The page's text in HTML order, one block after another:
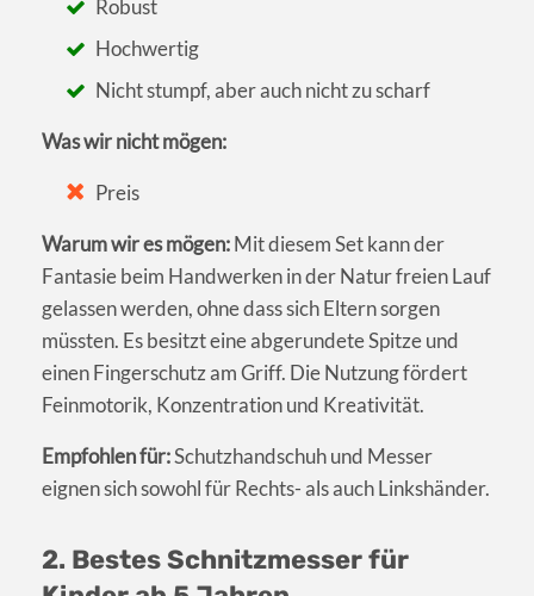
Robust
Hochwertig
Nicht stumpf, aber auch nicht zu scharf
Was wir nicht mögen:
Preis
Warum wir es mögen:Mit diesem Set kann der
Fantasie beim Handwerken in der Natur freien Lauf
gelassen werden, ohne dass sich Eltern sorgen
müssten. Es besitzt eine abgerundete Spitze und
einen Fingerschutz am Griff. Die Nutzung fördert
Feinmotorik, Konzentration und Kreativität.
Empfohlen für:Schutzhandschuh und Messer
eignen sich sowohl für Rechts- als auch Linkshänder.
2. Bestes Schnitzmesser für